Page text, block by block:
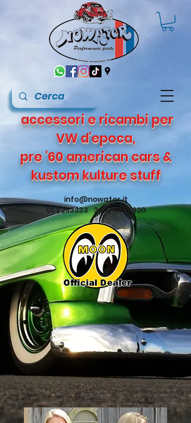
info@nowater.it
051/253233 347/4495820
accessori e ricambi per
VW d'epoca,
pre '60 american cars &
kustom kulture stuff